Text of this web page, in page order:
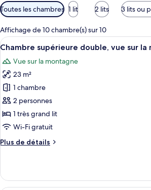
Filtres
disponibles
pour
les
chambres
Toutes les chambres 1 lit 2 lits 3 lits ou
Affichage de 10 chambre(s) sur 10
Afficher
toutes
les
photos
pour
ce
type
de
chambre :
Chambre
vue
Une
11
Chambre supérieure double, vue sur la
Vue sur la montagne
23 m²
1 chambre
2 personnes
1 très grand lit
Wi-Fi gratuit
Plus de détails
Plus
Chambre
supérieure